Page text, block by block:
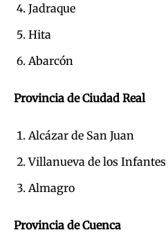
Jadraque
Hita
Abarcón
Provincia de Ciudad Real
Alcázar de San Juan
Villanueva de los Infantes
Almagro
Provincia de Cuenca